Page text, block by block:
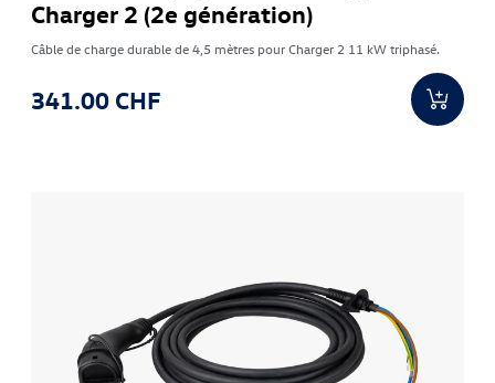
Charger 2 (2e génération)
Câble de charge durable de 4,5 mètres pour Charger 2 11 kW triphasé.
341.00 CHF